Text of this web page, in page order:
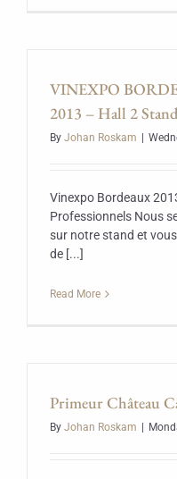
VINEXPO
2013 – Hall 2
By Johan Roskam
Vinexpo Bordeaux
Professionnels Nous
sur notre stand et
de [...]
Read More
Primeur Château
By Johan Roskam